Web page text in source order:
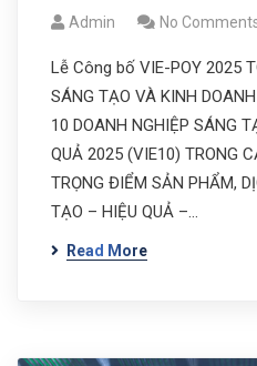
Admin No
Lễ Công bố VIE-POY 2025
SÁNG TẠO VÀ KINH
10 DOANH NGHIỆP SÁNG
QUẢ 2025 (VIE10) TRONG
TRỌNG ĐIỂM SẢN PHẨM,
TẠO – HIỆU QUẢ –…
Read More